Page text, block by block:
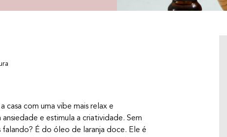
casa com uma vibe mais relax e
e estimula a criatividade. Sem
É do óleo de laranja doce. Ele é